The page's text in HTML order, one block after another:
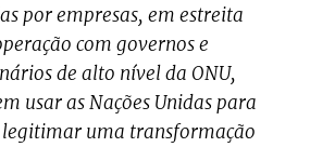
por empresas, em estreita
com governos e
de alto nível da ONU,
usar as Nações Unidas para
uma transformação